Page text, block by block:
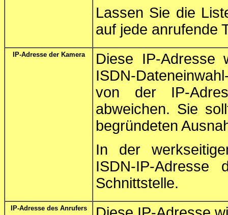
Lassen Sie die
auf jede anrufende
IP-Adresse der Kamera
Diese IP-
ISDN-
von der IP-
abweichen. Sie
begründeten
In der
ISDN-IP-Adresse
Schnittstelle.
IP-Adresse des Anrufers